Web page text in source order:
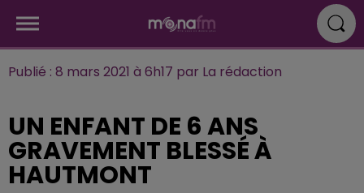
Publié : 8 mars 2021 à 6h17 par La rédaction
UN ENFANT DE 6 ANS
GRAVEMENT BLESSÉ À
HAUTMONT